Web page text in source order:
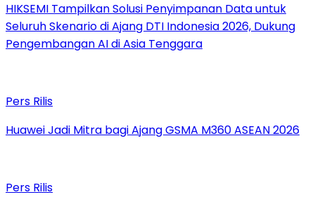
HIKSEMI Tampilkan Solusi Penyimpanan Data untuk
Seluruh Skenario di Ajang DTI Indonesia 2026, Dukung
Pengembangan AI di Asia Tenggara
Pers Rilis
Huawei Jadi Mitra bagi Ajang GSMA M360 ASEAN 2026
Pers Rilis